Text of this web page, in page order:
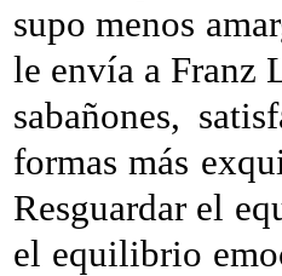
supo menos
le envía a Franz
sabañones,
formas más
Resguardar el
el equilibrio